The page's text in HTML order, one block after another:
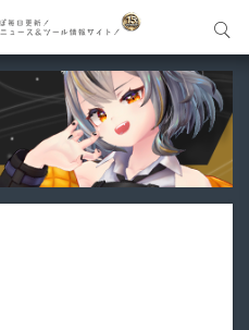
サイト内検索